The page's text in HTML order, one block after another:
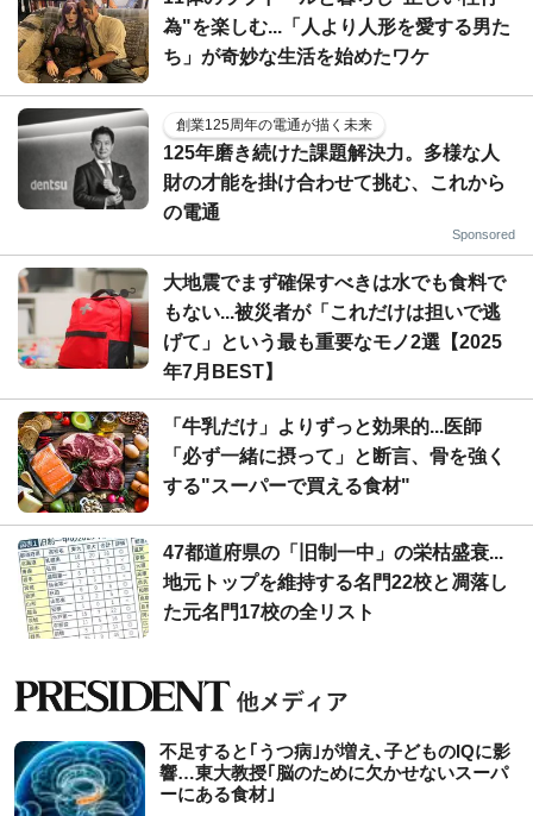
為"を楽しむ...「人より人形を愛する男た
ち」が奇妙な生活を始めたワケ
創業125周年の電通が描く未来
125年磨き続けた課題解決力。多様な人
財の才能を掛け合わせて挑む、これから
の電通
Sponsored
大地震でまず確保すべきは水でも食料で
もない...被災者が「これだけは担いで逃
げて」という最も重要なモノ2選【2025
年7月BEST】
「牛乳だけ」よりずっと効果的...医師
「必ず一緒に摂って」と断言、骨を強く
する"スーパーで買える食材"
47都道府県の「旧制一中」の栄枯盛衰...
地元トップを維持する名門22校と凋落し
た元名門17校の全リスト
不足すると｢うつ病｣が増え､子どものIQに影
響…東大教授｢脳のために欠かせないスーパ
ーにある食材｣